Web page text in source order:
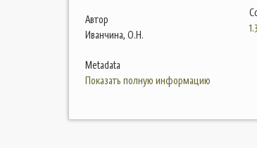
Автор
Иванчина, О.Н.
Metadata
Показать полную информацию